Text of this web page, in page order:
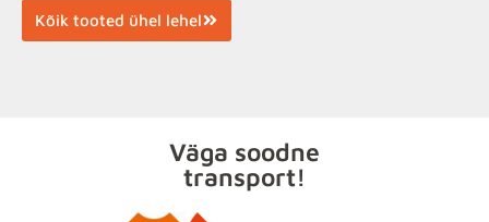
Kõik tooted ühel lehel
Väga soodne
transport!